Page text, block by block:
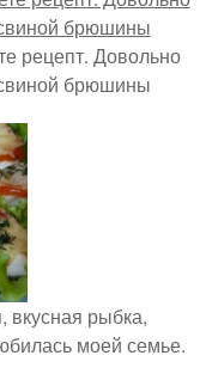
рецепт. Довольно
брюшины
рыбка,
моей семье.